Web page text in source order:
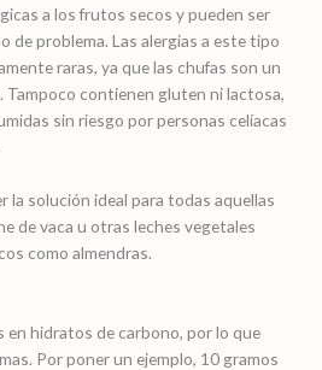
a los frutos secos y pueden ser
de problema. Las alergias a este tipo
raras, ya que las chufas son un
Tampoco contienen gluten ni lactosa,
sin riesgo por personas celíacas
la solución ideal para todas aquellas
de vaca u otras leches vegetales
como almendras.
hidratos de carbono, por lo que
Por poner un ejemplo, 10 gramos